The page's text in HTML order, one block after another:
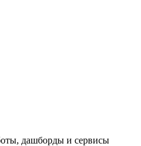
дашборды и сервисы